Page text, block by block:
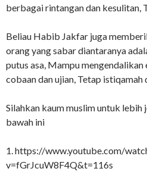
berbagai rintangan dan kesulitan,
Beliau Habib Jakfar juga
orang yang sabar diantaranya
putus asa, Mampu
cobaan dan ujian, Tetap
Silahkan kaum muslim untuk lebih
bawah ini
1. https://www.youtube.com/
v=fGrJcuW8F4Q&t=116s